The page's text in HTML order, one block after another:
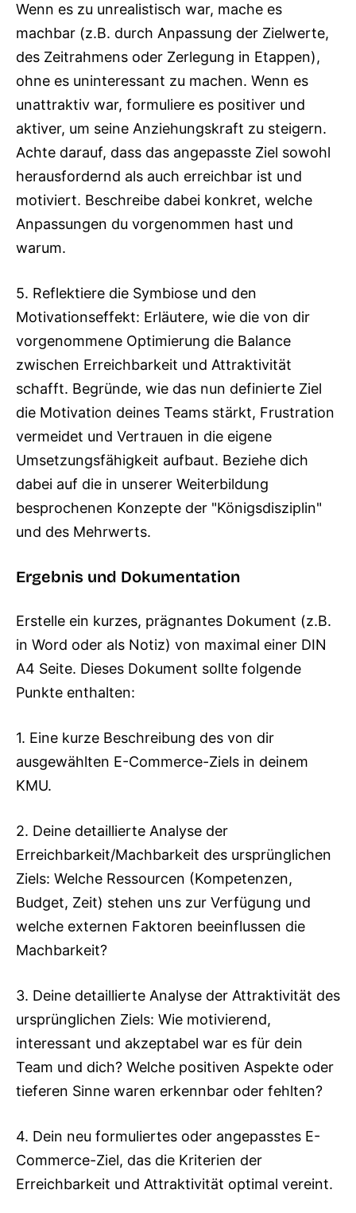
Wenn es zu unrealistisch war, mache es
machbar (z.B. durch Anpassung der Zielwerte,
des Zeitrahmens oder Zerlegung in Etappen),
ohne es uninteressant zu machen. Wenn es
unattraktiv war, formuliere es positiver und
aktiver, um seine Anziehungskraft zu steigern.
Achte darauf, dass das angepasste Ziel sowohl
herausfordernd als auch erreichbar ist und
motiviert. Beschreibe dabei konkret, welche
Anpassungen du vorgenommen hast und
warum.
5. Reflektiere die Symbiose und den
Motivationseffekt: Erläutere, wie die von dir
vorgenommene Optimierung die Balance
zwischen Erreichbarkeit und Attraktivität
schafft. Begründe, wie das nun definierte Ziel
die Motivation deines Teams stärkt, Frustration
vermeidet und Vertrauen in die eigene
Umsetzungsfähigkeit aufbaut. Beziehe dich
dabei auf die in unserer Weiterbildung
besprochenen Konzepte der "Königsdisziplin"
und des Mehrwerts.
Ergebnis und Dokumentation
Erstelle ein kurzes, prägnantes Dokument (z.B.
in Word oder als Notiz) von maximal einer DIN
A4 Seite. Dieses Dokument sollte folgende
Punkte enthalten:
1. Eine kurze Beschreibung des von dir
ausgewählten E-Commerce-Ziels in deinem
KMU.
2. Deine detaillierte Analyse der
Erreichbarkeit/Machbarkeit des ursprünglichen
Ziels: Welche Ressourcen (Kompetenzen,
Budget, Zeit) stehen uns zur Verfügung und
welche externen Faktoren beeinflussen die
Machbarkeit?
3. Deine detaillierte Analyse der Attraktivität des
ursprünglichen Ziels: Wie motivierend,
interessant und akzeptabel war es für dein
Team und dich? Welche positiven Aspekte oder
tieferen Sinne waren erkennbar oder fehlten?
4. Dein neu formuliertes oder angepasstes E-
Commerce-Ziel, das die Kriterien der
Erreichbarkeit und Attraktivität optimal vereint.